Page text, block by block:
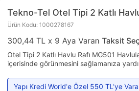
Tekno-Tel Otel Tipi 2 Katlı
Ürün Kodu: 1000278167
300,44 TL x 9 Aya Varan Taksit
Otel Tipi 2 Katlı Havlu Rafı MG501
içerisinde görünmesini sağlamanıza
Yapı Kredi World'e Özel 550 TL'ye